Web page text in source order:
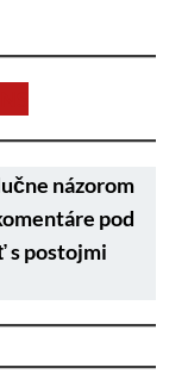
názorom
pod
s postojmi